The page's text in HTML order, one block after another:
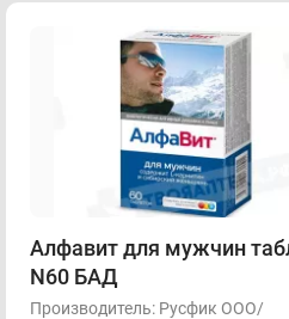
Алфавит для мужчин
N60 БАД
Производитель: Русфик ООО/